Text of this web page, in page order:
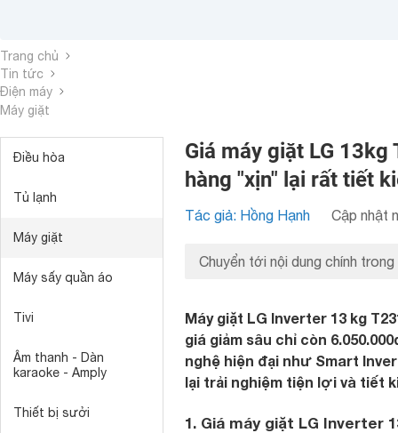
Trang chủ
Tin tức
Điện máy
Máy giặt
Điều hòa
Tủ lạnh
Máy giặt
Máy sấy quần áo
Tivi
Âm thanh - Dàn
karaoke - Amply
Thiết bị sưởi
Giá máy giặt LG
hàng "xịn" lại rất tiết
Tác giả: Hồng Hạnh Cập nhật
Chuyển tới nội dung chính
Máy giặt LG Inverter 13 kg
giá giảm sâu chỉ còn
nghệ hiện đại như Smart
lại trải nghiệm tiện lợi và tiết
1. Giá máy giặt LG Inverter